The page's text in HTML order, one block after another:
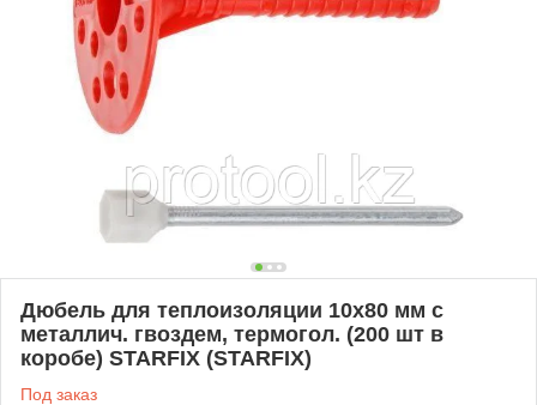
Дюбель для теплоизоляции 10х80 мм с
металлич. гвоздем, термогол. (200 шт в
коробе) STARFIX (STARFIX)
Под заказ